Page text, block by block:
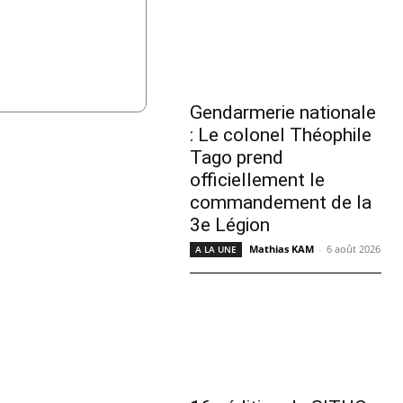
Gendarmerie nationale
: Le colonel Théophile
Tago prend
officiellement le
commandement de la
3e Légion
A LA UNE Mathias KAM - 6 août 2026